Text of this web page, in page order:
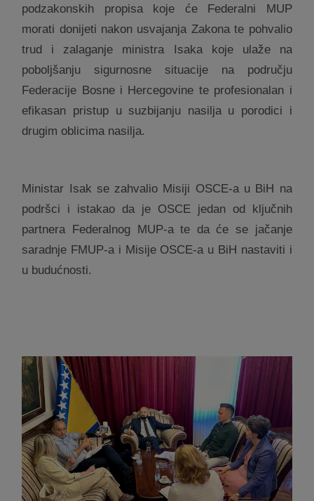
podzakonskih propisa koje će Federalni MUP
morati donijeti nakon usvajanja Zakona te pohvalio
trud i zalaganje ministra Isaka koje ulaže na
poboljšanju sigurnosne situacije na području
Federacije Bosne i Hercegovine te profesionalan i
efikasan pristup u suzbijanju nasilja u porodici i
drugim oblicima nasilja.
Ministar Isak se zahvalio Misiji OSCE-a u BiH na
podršci i istakao da je OSCE jedan od ključnih
partnera Federalnog MUP-a te da će se jačanje
saradnje FMUP-a i Misije OSCE-a u BiH nastaviti i
u budućnosti.